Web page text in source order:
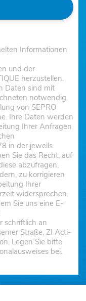
Informationen
und der
herzustellen.
Daten sind mit
notwendig.
von SEPRO
Ihre Daten werden
Ihrer Anfragen
in der jeweils
Sie das Recht, auf
abzufragen,
zu korrigieren
Ihrer
widersprechen.
Sie uns eine E-
schriftlich an
Straße, ZI Acti-
Legen Sie bitte
bei.